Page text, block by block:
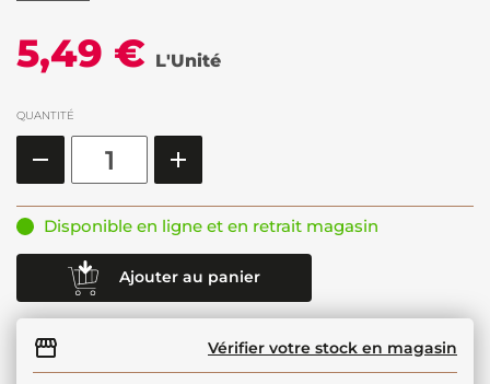
5,49 € L'Unité
QUANTITÉ
Disponible en ligne et en retrait magasin
Ajouter au panier
Vérifier votre stock en magasin